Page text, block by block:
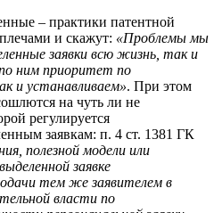
– практики патентной
и скажут: «Проблемы мы
заявки всю жизнь, так и
ним приоритет по
и устанавливаем». При этом
на чуть ли не
регулируется
заявкам: п. 4 ст. 1381 ГК
полезной модели или
заявке
тем же заявителем в
власти по